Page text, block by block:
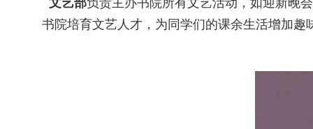
文艺部负责主办书院所有文艺活动，如迎新晚
书院培育文艺人才，为同学们的课余生活增加趣